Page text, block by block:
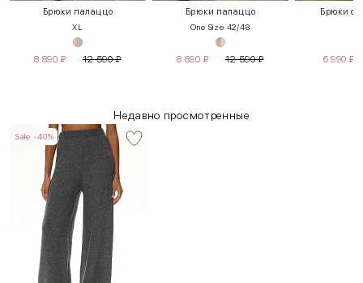
Брюки палаццо
XL
8 890 ₽ 12 590₽
Брюки палаццо
One Size 42/48
8 890 ₽ 12 590₽
Брюки с
6 990 ₽
Недавно просмотренные
Sale -40%